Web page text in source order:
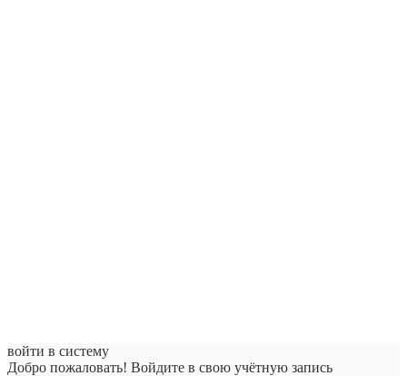
войти в систему
Добро пожаловать! Войдите в свою учётную запись